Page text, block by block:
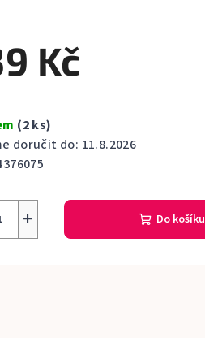
Kč
(2 ks)
doručit do: 11.8.2026
+ Do košíku